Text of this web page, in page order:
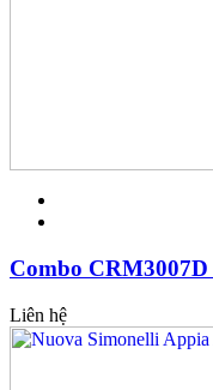
Combo
Liên hệ